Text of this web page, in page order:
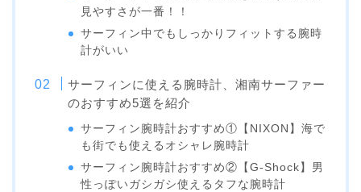
見やすさが一番！！
サーフィン中でもしっかりフィットする腕時
計がいい
サーフィンに使える腕時計、湘南サーファー
のおすすめ5選を紹介
サーフィン腕時計おすすめ①【NIXON】海で
も街でも使えるオシャレ腕時計
サーフィン腕時計おすすめ②【G-Shock】男
性っぽいガシガシ使えるタフな腕時計